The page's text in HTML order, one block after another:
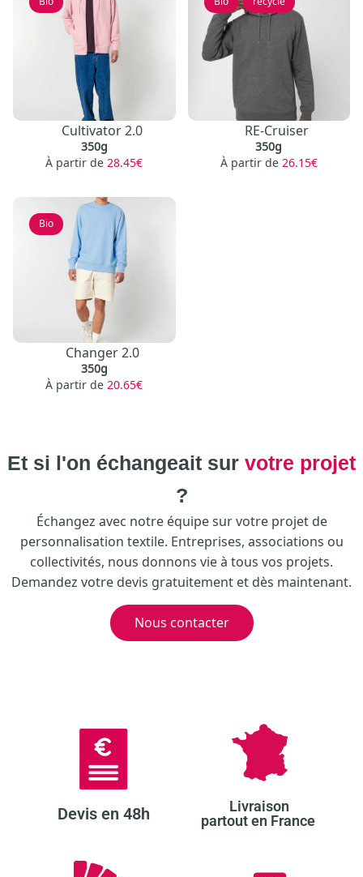
Cultivator 2.0
350g
À partir de28.45€
RE-Cruiser
350g
À partir de 26.15€
Bio
Changer 2.0
350g
À partir de20.65€
Et si l'on échangeait sur votre projet
?
Échangez avec notre équipe sur votre projet de
personnalisation textile. Entreprises, associations ou
collectivités, nous donnons vie à tous vos projets.
Demandez votre devis gratuitement et dès maintenant.
Nous contacter
Devis en 48h​
Livraison
partout en France ​